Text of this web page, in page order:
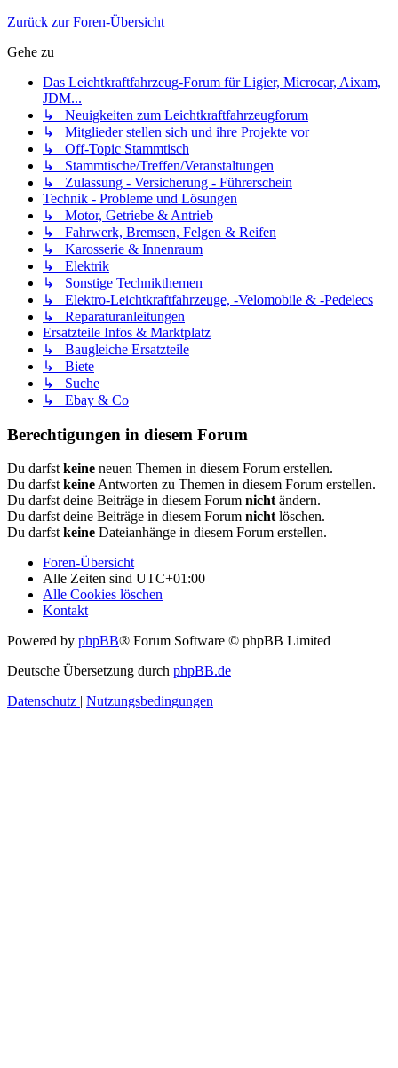
Zurück zur Foren-Übersicht
Gehe zu
Das Leichtkraftfahrzeug-Forum für Ligier, Microcar, Aixam,
JDM...
↳ Neuigkeiten zum Leichtkraftfahrzeugforum
↳ Mitglieder stellen sich und ihre Projekte vor
↳ Off-Topic Stammtisch
↳ Stammtische/Treffen/Veranstaltungen
↳ Zulassung - Versicherung - Führerschein
Technik - Probleme und Lösungen
↳ Motor, Getriebe & Antrieb
↳ Fahrwerk, Bremsen, Felgen & Reifen
↳ Karosserie & Innenraum
↳ Elektrik
↳ Sonstige Technikthemen
↳ Elektro-Leichtkraftfahrzeuge, -Velomobile & -Pedelecs
↳ Reparaturanleitungen
Ersatzteile Infos & Marktplatz
↳ Baugleiche Ersatzteile
↳ Biete
↳ Suche
↳ Ebay & Co
Berechtigungen in diesem Forum
Du darfstkeine neuen Themen in diesem Forum erstellen.
Du darfstkeineAntworten zu Themen in diesem Forum erstellen.
Du darfst deine Beiträge in diesem Forum nichtändern.
Du darfst deine Beiträge in diesem Forum nichtlöschen.
Du darfstkeine Dateianhänge in diesem Forum erstellen.
Foren-Übersicht
Alle Zeiten sind UTC+01:00
Alle Cookies löschen
Kontakt
Powered by phpBB® Forum Software © phpBB Limited
Deutsche Übersetzung durch phpBB.de
Datenschutz | Nutzungsbedingungen